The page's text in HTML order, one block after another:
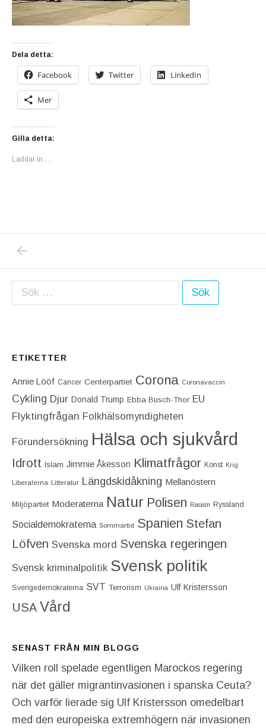
Dela detta:
Facebook Twitter LinkedIn
Mer
Gilla detta:
Laddar in …
Inläggsnavigering
Sök efter:
ETIKETTER
Annie Lööf Cancer Centerpartiet‎ Corona Coronavaccin
Cykling Djur Donald Trump Ebba Busch-Thor EU
Flyktingfrågan Folkhälsomyndigheten
Förundersökning Hälsa och sjukvård
Idrott Islam Jimmie Åkesson Klimatfrågor Konst Krig
Liberalerna Litteratur Längdskidåkning Mellanöstern
Miljöpartiet Moderaterna Natur Polisen Rasism Ryssland
Socialdemokraterna Sommartid Spanien Stefan
Löfven Svenska mord Svenska regeringen
Svensk kriminalpolitik Svensk politik
Sverigedemokraterna SVT Terrorism Ukraina Ulf Kristersson
USA Vård
SENAST FRÅN MIN BLOGG
Vilken roll spelade egentligen Marockos regering
när det gäller migrantinvasionen i spanska Ceuta?
Och varför lierade sig Ulf Kristersson omedelbart
med den europeiska extremhögern när invasionen